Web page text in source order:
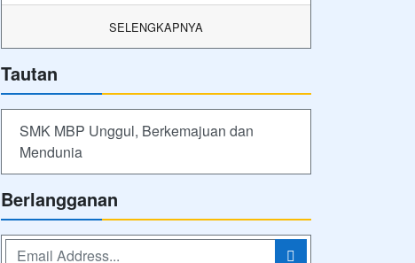
SELENGKAPNYA
Tautan
SMK MBP Unggul, Berkemajuan dan
Mendunia
Berlangganan